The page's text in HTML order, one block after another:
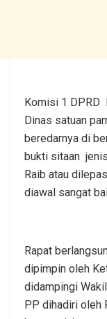
Komisi 1 DPRD
Dinas satuan
beredarnya di
bukti sitaan
Raib atau
diawal sangat
Rapat
dipimpin oleh
didampingi
PP dihadiri oleh